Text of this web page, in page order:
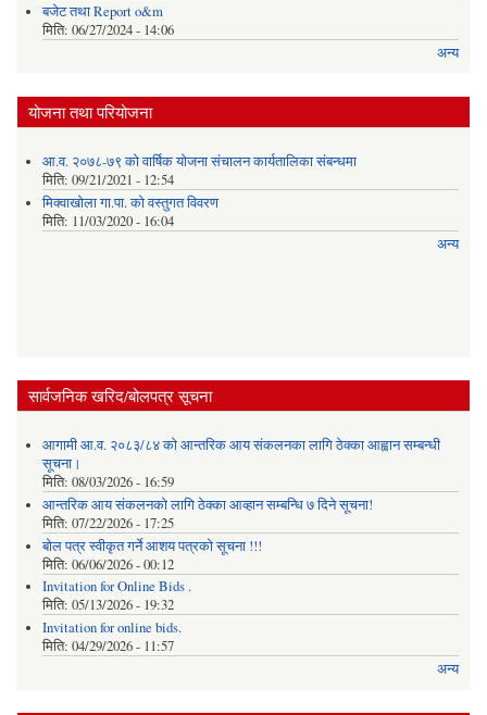
बजेट तथा Report o&m
मिति: 06/27/2024 - 14:06
अन्य
योजना तथा परियोजना
आ.व. २०७८-७९ को वार्षिक योजना संचालन कार्यतालिका संबन्धमा
मिति: 09/21/2021 - 12:54
मिक्वाखोला गा.पा. को वस्तुगत विवरण
मिति: 11/03/2020 - 16:04
अन्य
सार्वजनिक खरिद/बोलपत्र सूचना
आगामी आ.व. २०८३/८४ को आन्तरिक आय संकलनका लागि ठेक्का आह्वान सम्बन्धी
सूचना।
मिति: 08/03/2026 - 16:59
आन्तरिक आय संकलनको लागि ठेक्‍का आव्हान सम्बन्धि ७ दिने सूचना!
मिति: 07/22/2026 - 17:25
बोल पत्र स्वीकृत गर्ने आशय पत्रको सूचना !!!
मिति: 06/06/2026 - 00:12
Invitation for Online Bids .
मिति: 05/13/2026 - 19:32
Invitation for online bids.
मिति: 04/29/2026 - 11:57
अन्य